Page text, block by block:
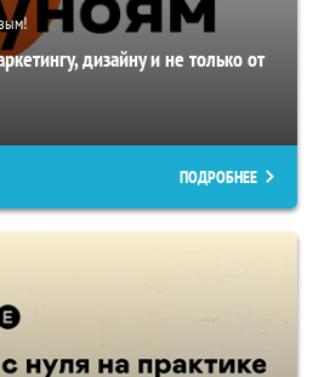
дизайну и не только от
ПОДРОБНЕЕ